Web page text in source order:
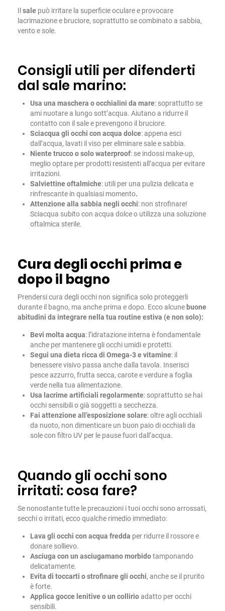
Ilsale può irritare la superficie oculare e provocare
lacrimazione e bruciore, soprattutto se combinato a sabbia,
vento e sole.
Consigli utili per difenderti
dal sale marino:
Usa una maschera o occhialini da mare: soprattutto se
ami nuotare a lungo sott’acqua. Aiutano a ridurre il
contatto con il sale e prevengono il bruciore.
Sciacqua gli occhi con acqua dolce: appena esci
dall’acqua, lavati il viso per eliminare sale e sabbia.
Niente trucco o solo waterproof: se indossi make-up,
meglio optare per prodotti resistenti all’acqua per evitare
irritazioni.
Salviettine oftalmiche: utili per una pulizia delicata e
rinfrescante in qualsiasi momento.
Attenzione alla sabbia negli occhi: non strofinare!
Sciacqua subito con acqua dolce o utilizza una soluzione
oftalmica sterile.
Cura degli occhi prima e
dopo il bagno
Prendersi cura degli occhi non significa solo proteggerli
durante il bagno, ma anche prima e dopo. Ecco alcunebuone
abitudini da integrare nella tua routine estiva (e non solo):
Bevi molta acqua: l’idratazione interna è fondamentale
anche per mantenere gli occhi umidi e protetti.
Segui una dieta ricca di Omega-3 e vitamine: il
benessere visivo passa anche dalla tavola. Inserisci
pesce azzurro, frutta secca, carote e verdure a foglia
verde nella tua alimentazione.
Usa lacrime artificiali regolarmente: soprattutto se hai
occhi sensibili o già soggetti a secchezza.
Fai attenzione all’esposizione solare: oltre agli occhiali
da nuoto, non dimenticare un buon paio di occhiali da
sole con filtro UV per le pause fuori dall’acqua.
Quando gli occhi sono
irritati: cosa fare?
Se nonostante tutte le precauzioni i tuoi occhi sono arrossati,
secchi o irritati, ecco qualche rimedio immediato:
Lava gli occhi con acqua fredda per ridurre il rossore e
donare sollievo.
Asciuga con un asciugamano morbidotamponando
delicatamente.
Evita di toccarti o strofinare gli occhi, anche se il prurito
è forte.
Applica gocce lenitive o un collirioadatto per occhi
sensibili.